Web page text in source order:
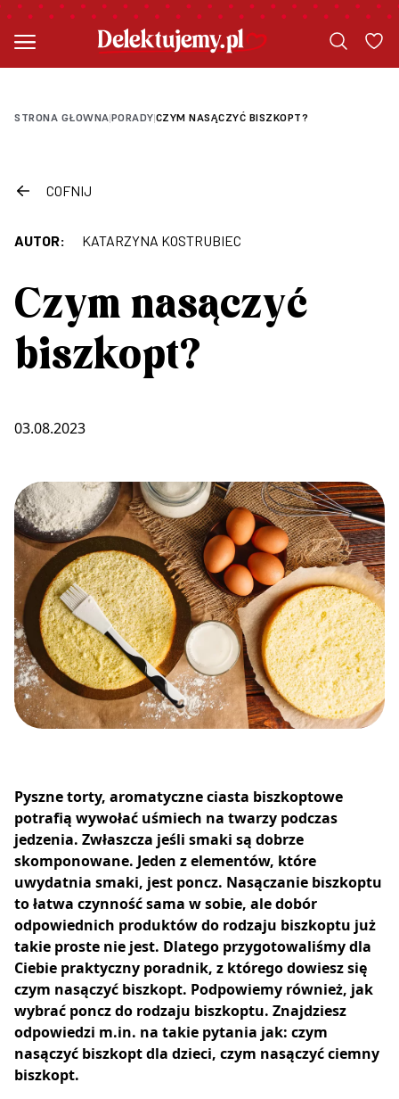
STRONA GŁOWNA|PORADY|CZYM NASĄCZYĆ BISZKOPT?
COFNIJ
AUTOR: KATARZYNA KOSTRUBIEC
Czym nasączyć
biszkopt?
03.08.2023
Pyszne torty, aromatyczne ciasta biszkoptowe
potrafią wywołać uśmiech na twarzy podczas
jedzenia. Zwłaszcza jeśli smaki są dobrze
skomponowane. Jeden z elementów, które
uwydatnia smaki, jest poncz. Nasączanie biszkoptu
to łatwa czynność sama w sobie, ale dobór
odpowiednich produktów do rodzaju biszkoptu już
takie proste nie jest. Dlatego przygotowaliśmy dla
Ciebie praktyczny poradnik, z którego dowiesz się
czym nasączyć biszkopt. Podpowiemy również, jak
wybrać poncz do rodzaju biszkoptu. Znajdziesz
odpowiedzi m.in. na takie pytania jak: czym
nasączyć biszkopt dla dzieci, czym nasączyć ciemny
biszkopt.